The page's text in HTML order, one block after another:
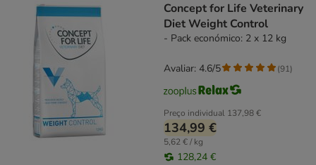
Concept for Life Veterinary
Diet Weight Control
- Pack económico: 2 x 12 kg
Preço individual 137,98 €
134,99 €
5,62 € / kg
128,24 €
Avaliar: 4.6/5 (91)